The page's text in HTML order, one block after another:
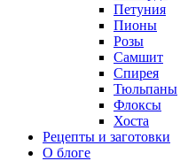
Петуния
Пионы
Розы
Самшит
Спирея
Тюльпаны
Флоксы
Хоста
Рецепты и заготовки
О блоге